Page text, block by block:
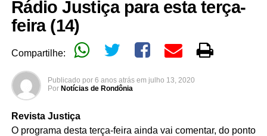
Rádio Justiça para esta terça-
feira (14)
Compartilhe:
Publicado por 6 anos atrás em julho 13, 2020
Por Notícias de Rondônia
Revista Justiça
O programa desta terça-feira ainda vai comentar, do ponto